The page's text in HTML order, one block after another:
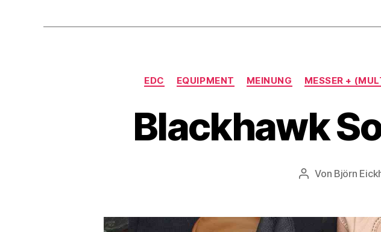
EDC EQUIPMENT MEINUNG MESSER +
Blackhawk
Beitragsautor
Von Björn